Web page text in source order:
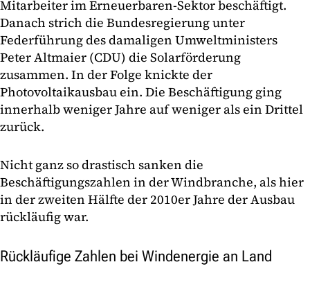
Mitarbeiter im Erneuerbaren-Sektor beschäftigt.
Danach strich die Bundesregierung unter
Federführung des damaligen Umweltministers
Peter Altmaier (CDU) die Solarförderung
zusammen. In der Folge knickte der
Photovoltaikausbau ein. Die Beschäftigung ging
innerhalb weniger Jahre auf weniger als ein Drittel
zurück.
Nicht ganz so drastisch sanken die
Beschäftigungszahlen in der Windbranche, als hier
in der zweiten Hälfte der 2010er Jahre der Ausbau
rückläufig war.
Rückläufige Zahlen bei Windenergie an Land